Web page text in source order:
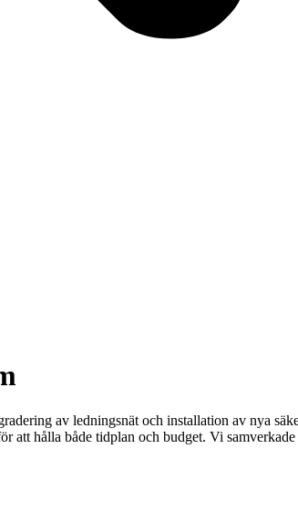
av ledningsnät och installation av nya
att hålla både tidplan och budget. Vi samverkade